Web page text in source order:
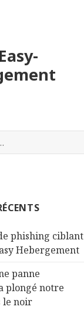
phishing ciblant
Hebergement
panne
plongé notre
le noir